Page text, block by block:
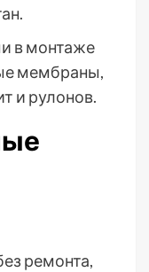
в монтаже
мембраны,
и рулонов.
ремонта,